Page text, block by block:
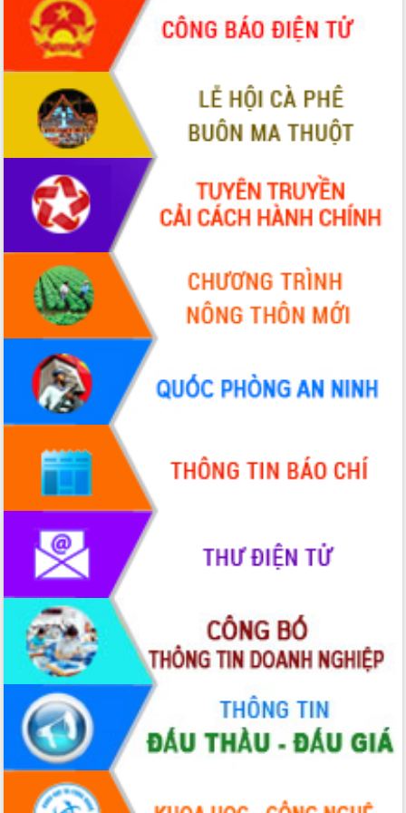
món ăn từ sầu riêng
Đắk Lắk công bố Quy hoạch và xúc
tiến đầu tư tỉnh
Ngành cá ngừ Đắk Lắk chủ động thích
ứng để giữ vững thị trường xuất khẩu
Diễn đàn Kinh tế tư nhân Việt Nam đột
phá cơ chế - Hợp tác công tư
Đề án 06 tạo bước ngoặt đột phá trong
cải cách hành chính tỉnh Đắk Lắk
Kết nối tour, đẩy mạnh chuyển đổi số
để phát triển du lịch Đắk Lắk
Khởi động Dự án Đầu tư xây dựng hạ
tầng kỹ thuật Cụm công nghiệp Tân
Gặp mặt các cơ quan báo chí nhân Kỷ
niệm 101 năm Ngày Báo chí Cách
mạng Việt Nam
Đắk Lắk sơ kết 4 năm triển khai thực
hiện Đề án 06 của Chính phủ
Họp báo thông tin về Hội nghị Công bố
Quy hoạch và Xúc tiến đầu tư tỉnh Đắk
Lắk
Khơi thông điểm nghẽn, đẩy nhanh
giải ngân vốn khắc phục thiên tai
HĐND tỉnh thông qua điều chỉnh Quy
hoạch tỉnh thời kỳ 2021-2030
Hội thảo góp ý hồ sơ điều chỉnh quy
hoạch tỉnh Đắk Lắk thời kỳ 2021-2030,
tầm nhìn đến năm 2050
Nâng cao hiệu quả hoạt động của các
doanh nghiệp nhà nước
Hội nghị triển khai kết nối mạng
truyền số liệu chuyên dùng phục vụ cơ
quan Đảng, Nhà nước
Lễ phát động chuỗi hoạt động chung
tay làm sạch môi trường
Xã Ea Kar bước chuyển mình trong
công tác cải cách hành chính mô hình
mới
UBND tỉnh họp báo định kỳ tháng 4
năm 2026